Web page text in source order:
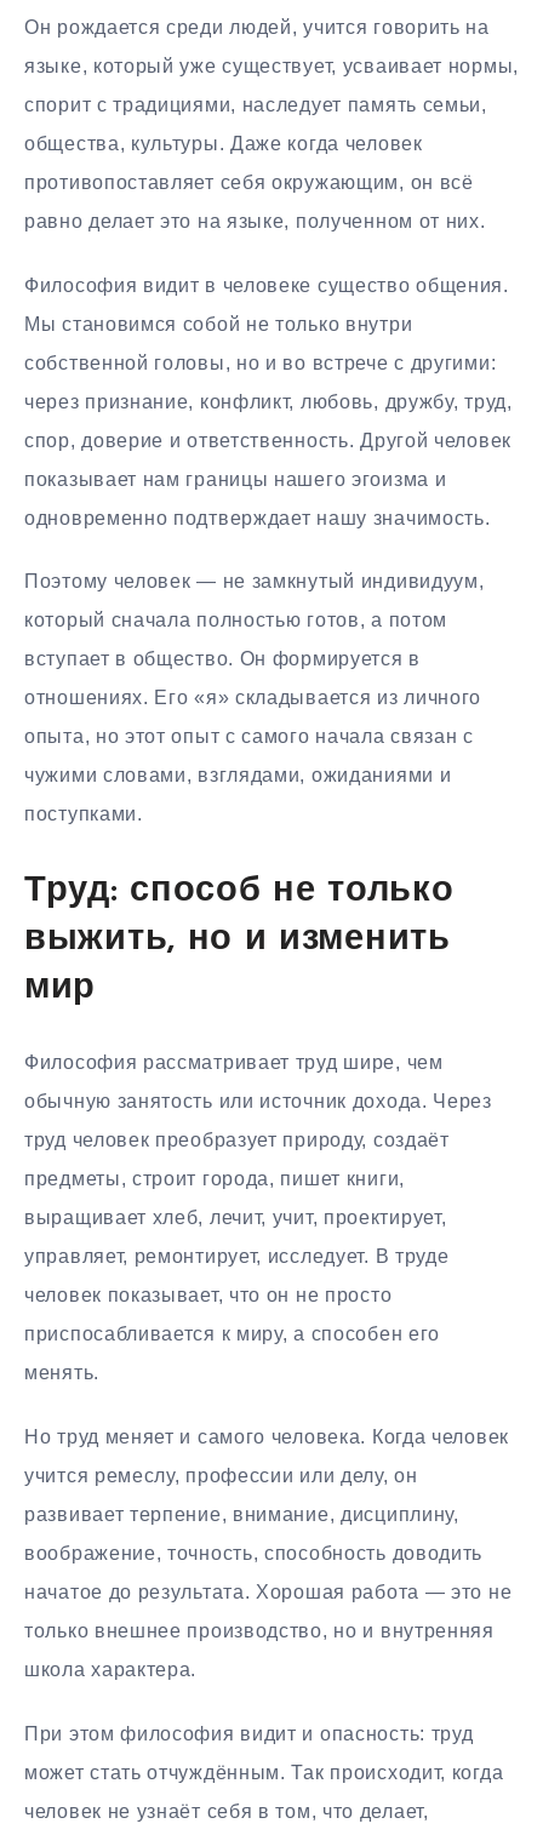
Он рождается среди людей, учится говорить на
языке, который уже существует, усваивает нормы,
спорит с традициями, наследует память семьи,
общества, культуры. Даже когда человек
противопоставляет себя окружающим, он всё
равно делает это на языке, полученном от них.
Философия видит в человеке существо общения.
Мы становимся собой не только внутри
собственной головы, но и во встрече с другими:
через признание, конфликт, любовь, дружбу, труд,
спор, доверие и ответственность. Другой человек
показывает нам границы нашего эгоизма и
одновременно подтверждает нашу значимость.
Поэтому человек — не замкнутый индивидуум,
который сначала полностью готов, а потом
вступает в общество. Он формируется в
отношениях. Его «я» складывается из личного
опыта, но этот опыт с самого начала связан с
чужими словами, взглядами, ожиданиями и
поступками.
Труд: способ не только
выжить, но и изменить
мир
Философия рассматривает труд шире, чем
обычную занятость или источник дохода. Через
труд человек преобразует природу, создаёт
предметы, строит города, пишет книги,
выращивает хлеб, лечит, учит, проектирует,
управляет, ремонтирует, исследует. В труде
человек показывает, что он не просто
приспосабливается к миру, а способен его
менять.
Но труд меняет и самого человека. Когда человек
учится ремеслу, профессии или делу, он
развивает терпение, внимание, дисциплину,
воображение, точность, способность доводить
начатое до результата. Хорошая работа — это не
только внешнее производство, но и внутренняя
школа характера.
При этом философия видит и опасность: труд
может стать отчуждённым. Так происходит, когда
человек не узнаёт себя в том, что делает,